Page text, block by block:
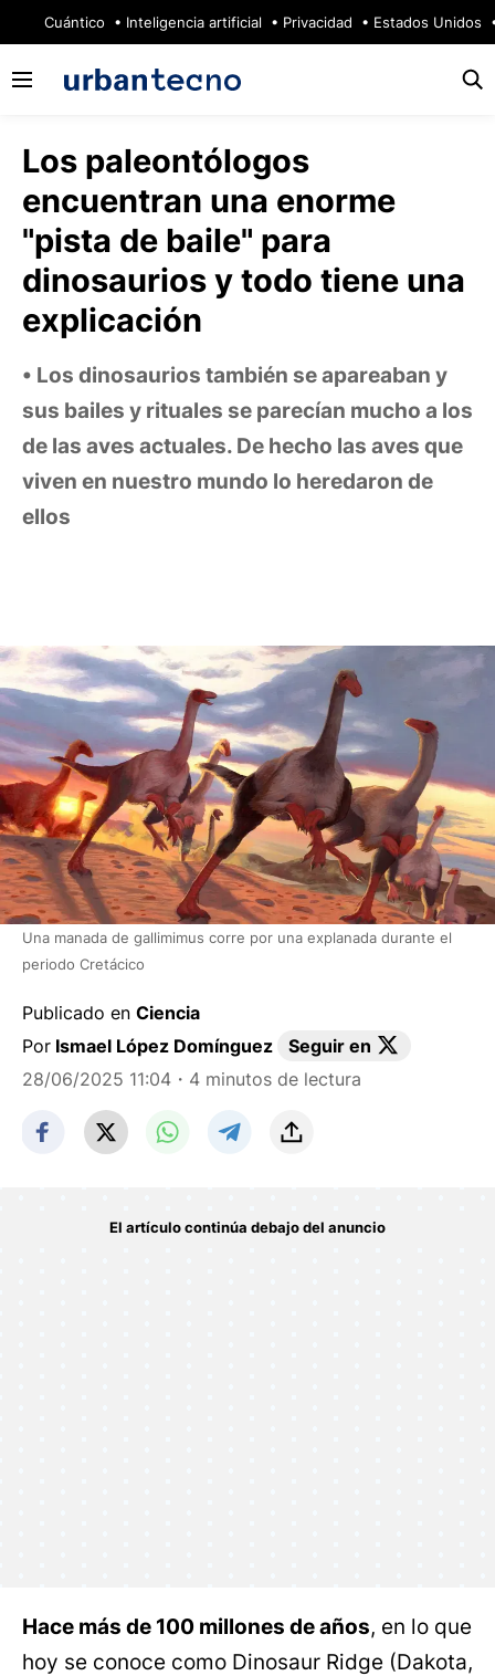
Cuántico Inteligencia artificial Privacidad Estados Unidos
Los paleontólogos
encuentran una enorme
"pista de baile" para
dinosaurios y todo tiene una
explicación
Los dinosaurios también se apareaban y
sus bailes y rituales se parecían mucho a los
de las aves actuales. De hecho las aves que
viven en nuestro mundo lo heredaron de
ellos
Una manada de gallimimus corre por una explanada durante el
periodo Cretácico
Publicado en Ciencia
Por Ismael López Domínguez
Seguir en
28/06/2025 11:04 ・4 minutos de lectura
Hace más de 100 millones de años, en lo que
hoy se conoce como Dinosaur Ridge (Dakota,